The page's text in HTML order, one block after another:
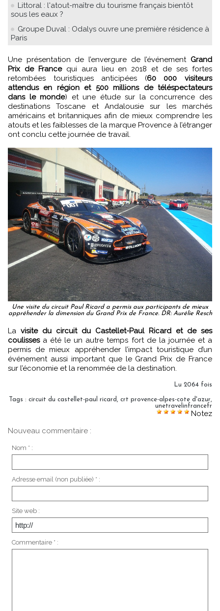
Littoral : l'atout-maître du tourisme français bientôt
sous les eaux ?
Groupe Duval : Odalys ouvre une première résidence à
Paris
Une présentation de l’envergure de l’événement Grand
Prix de Francequi aura lieu en 2018 et de ses fortes
retombées touristiques anticipées (60 000 visiteurs
attendus en région et 500 millions de téléspectateurs
dans le monde) et une étude sur la concurrence des
destinations Toscane et Andalousie sur les marchés
américains et britanniques afin de mieux comprendre les
atouts et les faiblesses de la marque Provence à l’étranger
ont conclu cette journée de travail.
Une visite du circuit Paul Ricard a permis aux participants de mieux
appréhender la dimension du Grand Prix de France. DR: Aurélie Resch
La visite du circuit du Castellet-Paul Ricard et de ses
coulissesa été le un autre temps fort de la journée et a
permis de mieux appréhender l’impact touristique d’un
événement aussi important que le Grand Prix de France
sur l’économie et la renommée de la destination.
Lu 2064 fois
Tags : circuit du castellet-paul ricard crt provence-alpes-cote d'azur
unetravelinfrancefr
Notez
Nouveau commentaire :
Nom * :
Adresse email (non publiée) * :
Site web :
Commentaire * :